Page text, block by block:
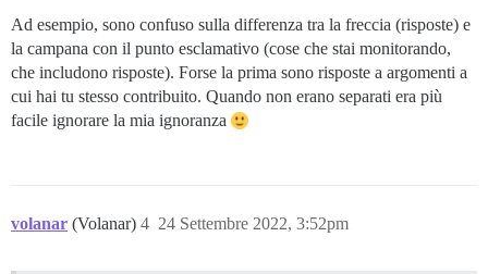
Ad esempio, sono confuso sulla differenza tra la freccia (risposte) e
la campana con il punto esclamativo (cose che stai monitorando,
che includono risposte). Forse la prima sono risposte a argomenti a
cui hai tu stesso contribuito. Quando non erano separati era più
facile ignorare la mia ignoranza
volanar (Volanar) 24 Settembre 2022, 3:52pm
4